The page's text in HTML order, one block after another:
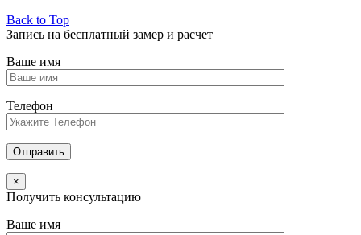
Back to Top
Запись на бесплатный замер и расчет
Ваше имя
Телефон
×
Получить консультацию
Ваше имя